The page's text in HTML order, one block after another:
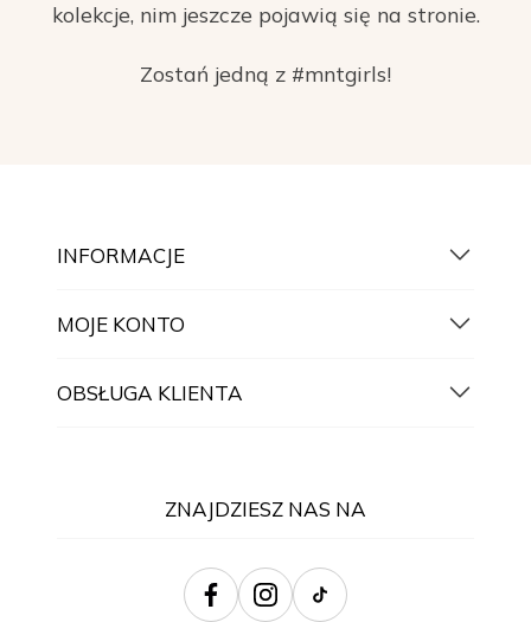
kolekcje, nim jeszcze pojawią się na stronie.
Zostań jedną z #mntgirls!
INFORMACJE
MOJE KONTO
OBSŁUGA KLIENTA
ZNAJDZIESZ NAS NA